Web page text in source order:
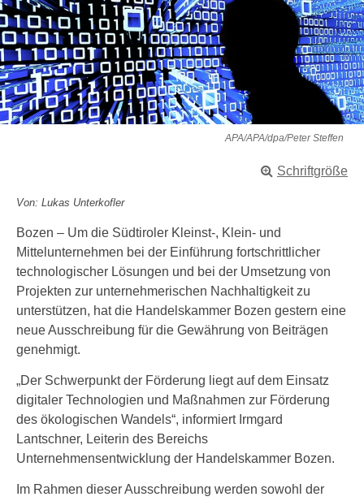
APA/APA/dpa/Peter Steffen
Schriftgröße
Von: Lukas Unterkofler
Bozen – Um die Südtiroler Kleinst-, Klein- und
Mittelunternehmen bei der Einführung fortschrittlicher
technologischer Lösungen und bei der Umsetzung von
Projekten zur unternehmerischen Nachhaltigkeit zu
unterstützen, hat die Handelskammer Bozen gestern eine
neue Ausschreibung für die Gewährung von Beiträgen
genehmigt.
„Der Schwerpunkt der Förderung liegt auf dem Einsatz
digitaler Technologien und Maßnahmen zur Förderung
des ökologischen Wandels“, informiert Irmgard
Lantschner, Leiterin des Bereichs
Unternehmensentwicklung der Handelskammer Bozen.
Im Rahmen dieser Ausschreibung werden sowohl der